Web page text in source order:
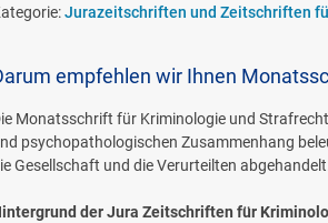
Jurazeitschriften und Zeitschriften
empfehlen wir Ihnen
Monatsschrift für Kriminologie und
psychopathologischen Zusammenhang
Gesellschaft und die Verurteilten
der Jura Zeitschriften für